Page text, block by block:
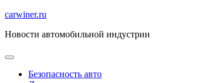
Перейти
содержимому
carwiner.ru
Новости автомобильной индустрии
Безопасность авто